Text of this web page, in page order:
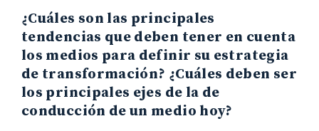
¿Cuáles son las principales
tendencias que deben tener en cuenta
los medios para definir su estrategia
de transformación? ¿Cuáles deben ser
los principales ejes de la de
conducción de un medio hoy?